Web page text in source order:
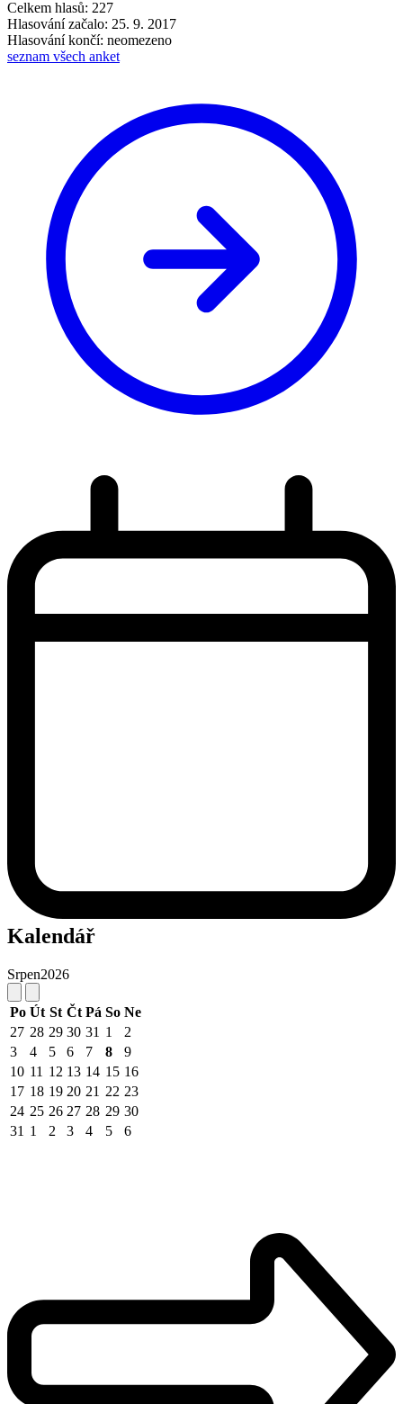
Celkem hlasů: 227
Hlasování začalo: 25. 9. 2017
Hlasování končí: neomezeno
seznam všech anket
Kalendář
Srpen2026
Po Út St Čt Pá So Ne
27 28 29 30 31 1
2
3
4 5 6 7 8
9
10 11 12 13 14 15 16
17 18 19 20 21 22 23
24 25 26 27 28 29 30
31 1 2 3 4 5 6